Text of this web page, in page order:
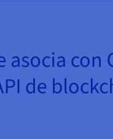
asocia
de